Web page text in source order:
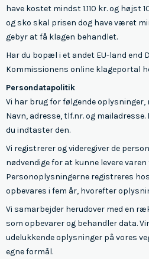
have kostet mindst 1.110 kr. og højst
og sko skal prisen dog have været
gebyr at få klagen behandlet.
Har du bopæl i et andet EU-land end
Kommissionens online klageportal
Persondatapolitik
Vi har brug for følgende oplysninger,
Navn, adresse, tlf.nr. og
du indtaster den.
Vi registrerer og videregiver de
nødvendige for at kunne levere varen
Personoplysningerne registreres
opbevares i fem år, hvorefter
Vi samarbejder herudover med en
som opbevarer og behandler data.
udelukkende oplysninger på vores
egne formål.